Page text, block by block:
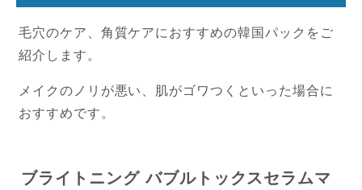
毛穴のケア、角質ケアにおすすめの韓国パックをご
紹介します。
メイクのノリが悪い、肌がゴワつくといった場合に
おすすめです。
ブライトニング バブルトックスセラムマ